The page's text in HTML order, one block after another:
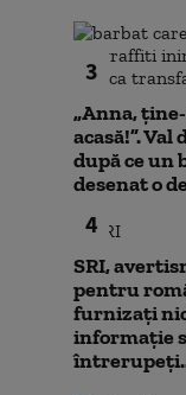
3
„Anna,
acasă!”. Val
după ce un
desenat o
4
SRI,
pentru
furnizați
informație